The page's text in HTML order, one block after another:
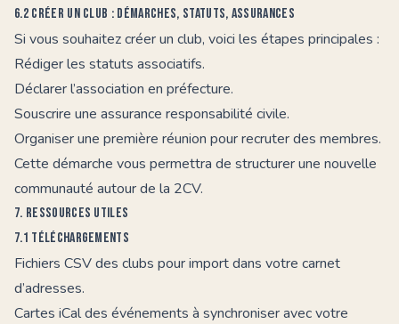
6.2 Créer un club : démarches, statuts, assurances
Si vous souhaitez créer un club, voici les étapes principales :
Rédiger les statuts associatifs.
Déclarer l’association en préfecture.
Souscrire une assurance responsabilité civile.
Organiser une première réunion pour recruter des membres.
Cette démarche vous permettra de structurer une nouvelle
communauté autour de la 2CV.
7. Ressources utiles
7.1 Téléchargements
Fichiers CSV des clubs pour import dans votre carnet
d’adresses.
Cartes iCal des événements à synchroniser avec votre